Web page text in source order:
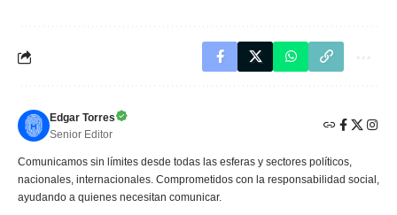
Edgar Torres
Senior Editor
Comunicamos sin límites desde todas las esferas y sectores políticos,
nacionales, internacionales. Comprometidos con la responsabilidad social,
ayudando a quienes necesitan comunicar.